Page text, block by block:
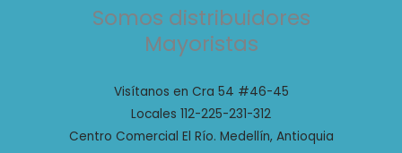
Somos distribuidores
Mayoristas
Visítanos en Cra 54 #46-45
Locales 112-225-231-312
Centro Comercial El Río. Medellín, Antioquia